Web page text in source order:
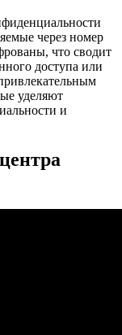
через номер
что сводит
доступа или
уделяют
и